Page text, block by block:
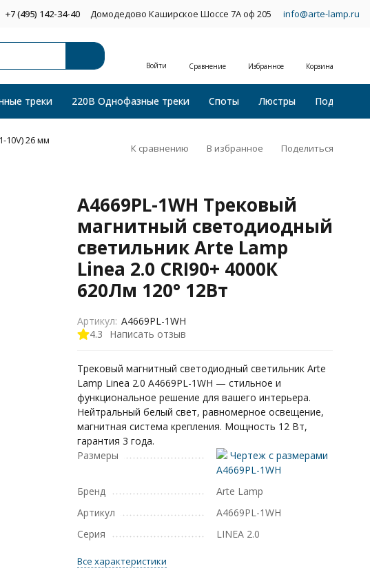
+7 (495) 142-34-40 Домодедово Каширское Шоссе 7А оф 205 info@arte-lamp.ru
Войти Сравнение Избранное Корзина
треки 220В Однофазные треки Споты Люстры Подвесные
10V) 26 мм
К сравнению В избранное Поделиться
A4669PL-1WH Трековый
магнитный светодиодный
светильник Arte Lamp
Linea 2.0 CRI90+ 4000К
620Лм 120° 12Вт
4.3 Написать отзыв
Артикул: A4669PL-1WH
Трековый магнитный светодиодный светильник Arte
Lamp Linea 2.0 A4669PL-1WH — стильное и
функциональное решение для вашего интерьера.
Нейтральный белый свет, равномерное освещение,
магнитная система крепления. Мощность 12 Вт,
гарантия 3 года.
Размеры
Чертеж с размерами
A4669PL-1WH
Бренд
Arte Lamp
Артикул
A4669PL-1WH
Серия
LINEA 2.0
Все характеристики